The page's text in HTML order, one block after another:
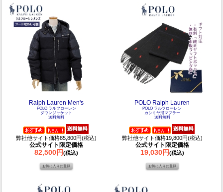
Ralph Lauren Men's
POLO ラルフローレン
ダウンジャケット
送料無料
弊社他サイト価格85,800円(税込)
公式サイト限定価格
82,500円(税込)
POLO Ralph Lauren
POLO ラルフローレン
カシミヤ混マフラー
送料無料
弊社他サイト価格19,800円(税込)
公式サイト限定価格
19,030円(税込)